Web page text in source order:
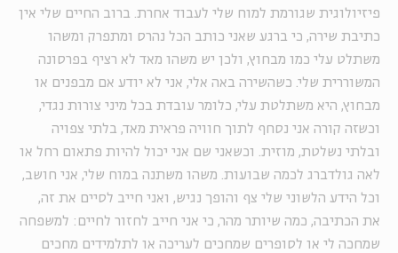
פיזיולוגית שגורמת למוח שלי לעבוד אחרת. ברוב החיים שלי אין
כתיבת שירה, כי ברגע שאני כותב הכל נהרס ומתפרק ומשהו
משתלט עלי כמו מבחוץ, ולכן יש משהו מאד לא רציף בפרסונה
המשוררית שלי. כשהשירה באה אלי, אני לא יודע אם מבפנים או
מבחוץ, היא משתלטת עלי, כלומר עובדת בכל מיני צורות נגדי,
וכשזה קורה אני נסחף לתוך חוויה פראית מאד, בלתי צפויה
ובלתי נשלטת, מוזית. וכשאני שם אני יכול להיות פתאום רחל או
לאה גולדברג לכמה שבועות. משהו משתנה במוח שלי, אני חושב,
וכל הידע הלשוני שלי צף והופך נגיש, ואני חייב לסיים את זה,
את הכתיבה, כמה שיותר מהר, כי אני חייב לחזור לחיים: למשפחה
שמחכה לי או לסופרים שמחכים לעריכה או לתלמידים מחכים